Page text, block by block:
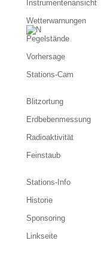
Instrumentenansicht
Wetterwarnungen
Pegelstände
Vorhersage
Stations-Cam
Blitzortung
Erdbebenmessung
Radioaktivität
Feinstaub
Stations-Info
Historie
Sponsoring
Linkseite